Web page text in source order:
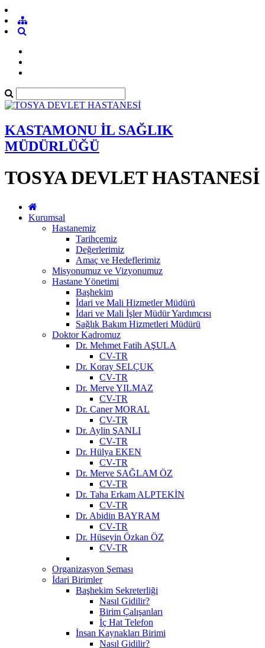
KASTAMONU İL SAĞLIK
MÜDÜRLÜĞÜ
TOSYA DEVLET HASTANESİ
Kurumsal
Hastanemiz
Tarihçemiz
Değerlerimiz
Amaç ve Hedeflerimiz
Misyonumuz ve Vizyonumuz
Hastane Yönetimi
Başhekim
İdari ve Mali Hizmetler Müdürü
İdari ve Mali İşler Müdür Yardımcısı
Sağlık Bakım Hizmetleri Müdürü
Doktor Kadromuz
Dr. Mehmet Fatih AŞULA
CV-TR
Dr. Koray SELÇUK
CV-TR
Dr. Merve YILMAZ
CV-TR
Dr. Caner MORAL
CV-TR
Dr. Aylin ŞANLI
CV-TR
Dr. Hülya EKEN
CV-TR
Dr. Merve SAĞLAM ÖZ
CV-TR
Dr. Taha Erkam ALPTEKİN
CV-TR
Dr. Abidin BAYRAM
CV-TR
Dr. Hüseyin Özkan ÖZ
CV-TR
Organizasyon Şeması
İdari Birimler
Başhekim Sekreterliği
Nasıl Gidilir?
Birim Çalışanları
İç Hat Telefon
İnsan Kaynakları Birimi
Nasıl Gidilir?